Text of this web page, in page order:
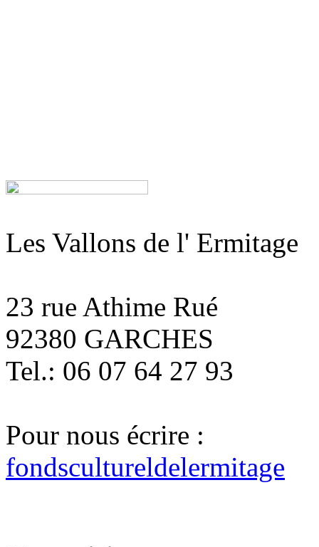
Les Vallons de l' Ermitage
23 rue Athime Rué
92380 GARCHES
Tel.: 06 07 64 27 93
Pour nous écrire :
fondscultureldelermitage